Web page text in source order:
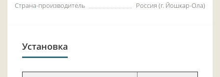
Страна-производитель
Россия (г. Йошкар-Ола)
Установка